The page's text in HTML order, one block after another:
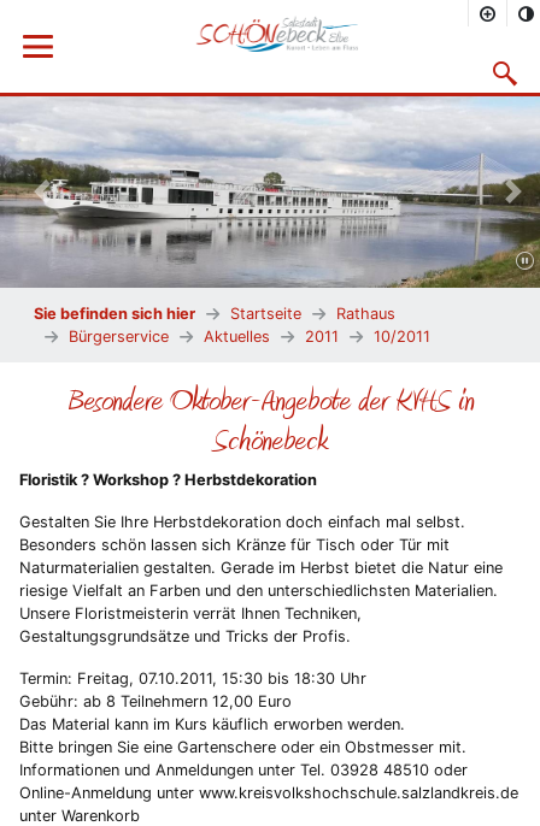
Menü öffnen
Vorheriges Bild
Sie befinden sich hier Startseite
Rathaus
Bürgerservice
Aktuelles 2011 10/2011
Besondere Oktober-Angebote der KVHS in
Schönebeck
Floristik ? Workshop ? Herbstdekoration
Gestalten Sie Ihre Herbstdekoration doch einfach mal selbst.
Besonders schön lassen sich Kränze für Tisch oder Tür mit
Naturmaterialien gestalten. Gerade im Herbst bietet die Natur eine
riesige Vielfalt an Farben und den unterschiedlichsten Materialien.
Unsere Floristmeisterin verrät Ihnen Techniken,
Gestaltungsgrundsätze und Tricks der Profis.
Termin: Freitag, 07.10.2011, 15:30 bis 18:30 Uhr
Gebühr: ab 8 Teilnehmern 12,00 Euro
Das Material kann im Kurs käuflich erworben werden.
Bitte bringen Sie eine Gartenschere oder ein Obstmesser mit.
Informationen und Anmeldungen unter Tel. 03928 48510 oder
Online-Anmeldung unter www.kreisvolkshochschule.salzlandkreis.de
unter Warenkorb